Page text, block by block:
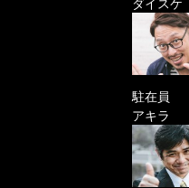
駐在員
アキラ